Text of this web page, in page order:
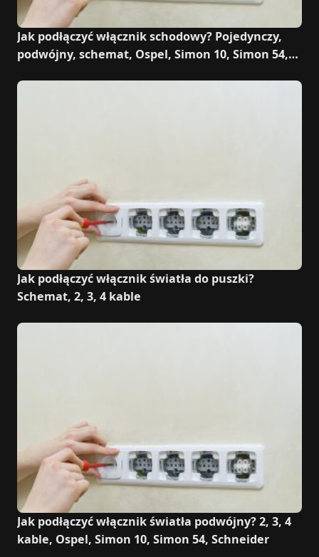
Jak podłączyć włącznik schodowy? Pojedynczy,
podwójny, schemat, Ospel, Simon 10, Simon 54,
Jak podłączyć włącznik światła do puszki?
Schemat, 2, 3, 4 kable
Jak podłączyć włącznik światła podwójny? 2, 3, 4
kable, Ospel, Simon 10, Simon 54, Schneider